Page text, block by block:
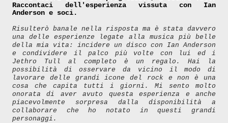
Raccontaci dell'esperienza vissuta con Ian
Anderson e soci.
Risulterò banale nella risposta ma è stata davvero
una delle esperienze legate alla musica più belle
della mia vita: incidere un disco con Ian Anderson
e condividere il palco più volte con lui ed i
Jethro Tull al completo è un regalo. Hai la
possibilità di osservare da vicino il modo di
lavorare delle grandi icone del rock e non è una
cosa che capita tutti i giorni. Mi sento molto
onorata di aver avuto questa esperienza e anche
piacevolmente sorpresa dalla disponibilità a
collaborare che ho notato in questi grandi
personaggi.